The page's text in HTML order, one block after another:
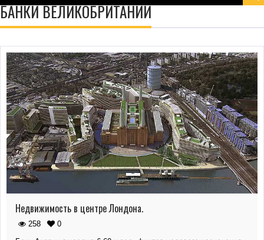
БАНКИ ВЕЛИКОБРИТАНИИ
Недвижимость в центре Лондона.
258
0